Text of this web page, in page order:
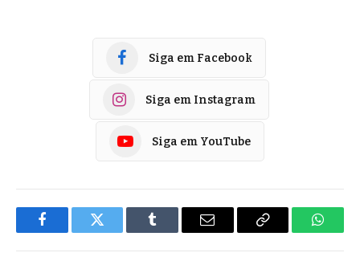
Siga em Facebook
Siga em Instagram
Siga em YouTube
FacebookTwitter Tumblr
E-
Copiar